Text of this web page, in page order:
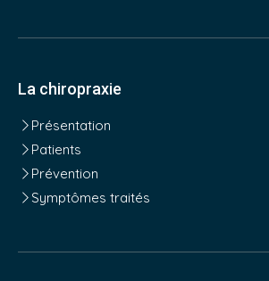
La chiropraxie
Présentation
Patients
Prévention
Symptômes traités